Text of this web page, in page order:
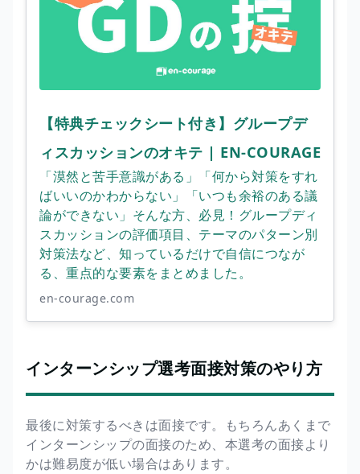
【特典チェックシート付き】グループデ
ィスカッションのオキテ | EN-COURAGE
「漠然と苦手意識がある」「何から対策をすれ
ばいいのかわからない」「いつも余裕のある議
論ができない」そんな方、必見！グループディ
スカッションの評価項目、テーマのパターン別
対策法など、知っているだけで自信につなが
る、重点的な要素をまとめました。
en-courage.com
インターンシップ選考面接対策のやり方
最後に対策するべきは面接です。もちろんあくまで
インターンシップの面接のため、本選考の面接より
かは難易度が低い場合はあります。